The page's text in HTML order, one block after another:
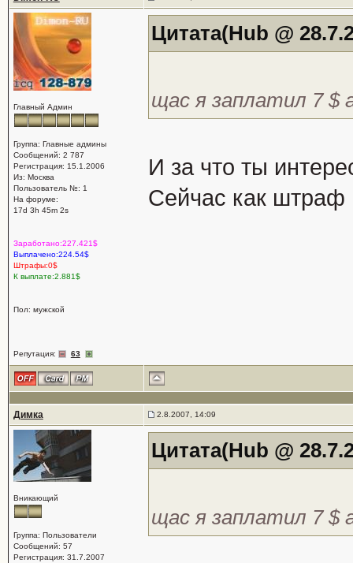
Главный Админ
Группа: Главные админы
Сообщений: 2 787
Регистрация: 15.1.2006
Из: Москва
Пользователь №: 1
На форуме:
17d 3h 45m 2s
Заработано:227.421$
Выплачено:224.54$
Штрафы:0$
К выплате:2.881$
Пол: мужской
Репутация: 63
Цитата(Hub @
щас я заплатил 7 $
И за что ты
Сейчас как штраф
Димка 2.8.2007, 14:09
Вникающий
Группа: Пользователи
Сообщений: 57
Регистрация: 31.7.2007
Цитата(Hub @
щас я заплатил 7 $